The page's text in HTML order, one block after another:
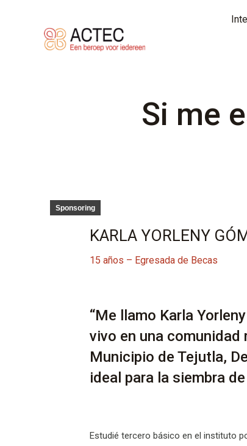
Si me
Sponsoring
KARLA YORLENY
15 años – Egresada de Becas
“Me llamo Karla
vivo en una comunidad
Municipio de Tejutla,
ideal para la siembra
Estudié tercero básico en el instituto